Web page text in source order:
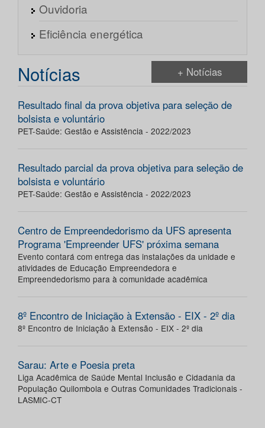
Ouvidoria
Eficiência energética
Notícias + Notícias
Resultado final da prova objetiva para seleção de
bolsista e voluntário
PET-Saúde: Gestão e Assistência - 2022/2023
Resultado parcial da prova objetiva para seleção de
bolsista e voluntário
PET-Saúde: Gestão e Assistência - 2022/2023
Centro de Empreendedorismo da UFS apresenta
Programa 'Empreender UFS' próxima semana
Evento contará com entrega das instalações da unidade e
atividades de Educação Empreendedora e
Empreendedorismo para à comunidade acadêmica
8º Encontro de Iniciação à Extensão - EIX - 2º dia
8º Encontro de Iniciação à Extensão - EIX - 2º dia
Sarau: Arte e Poesia preta
Liga Acadêmica de Saúde Mental Inclusão e Cidadania da
População Quilombola e Outras Comunidades Tradicionais -
LASMIC-CT